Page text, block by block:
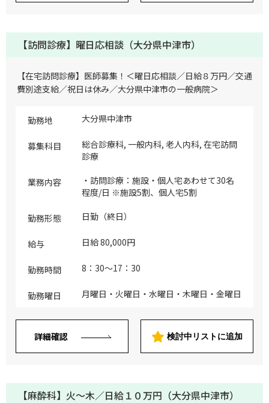
【訪問診療】曜日応相談（大分県中津市）
【在宅訪問診療】医師募集！＜曜日応相談／日給８万円／交通
費別途支給／祝日は休み／大分県中津市の一般病院＞
勤務地 大分県中津市
募集科目
総合診療科, 一般内科, 老人内科, 在宅訪問
診療
業務内容
・訪問診療：施設・個人宅あわせて30名
程度/日 ※施設5割、個人宅5割
勤務形態 日勤（終日）
給与 日給 80,000円
勤務時間 8：30～17：30
勤務曜日 月曜日・火曜日・水曜日・木曜日・金曜日
詳細確認 検討中リストに追加
【麻酔科】火～木／日給１０万円（大分県中津市）